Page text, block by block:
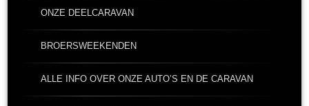
ONZE DEELCARAVAN
BROERSWEEKENDEN
ALLE INFO OVER ONZE AUTO’S EN DE CARAVAN